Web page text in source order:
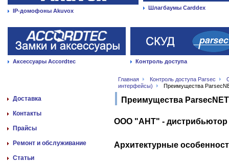
IP-домофоны Akuvox Шлагбаумы Carddex
Аксессуары Accordtec Контроль доступа
Главная Контроль доступа Parsec
интерфейсы)
Преимущества
Доставка
Контакты
Прайсы
Ремонт и обслуживание
Статьи
Преимущества
ООО "АНТ" - дистрибьютор
Архитектурные